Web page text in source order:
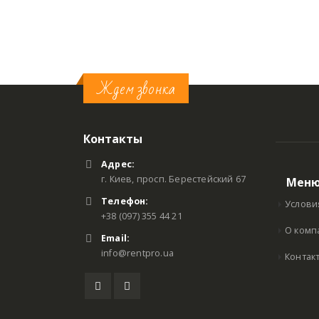
Ждем звонка
Контакты
Адрес:
г. Киев, просп. Берестейский 67
Телефон:
+38 (097) 355 44 21
Email:
info@rentpro.ua
О